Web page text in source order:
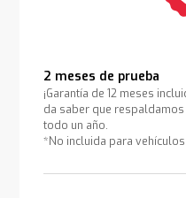
2 meses de prueba
¡Garantía de 12 meses
da saber que
todo un año.
*No incluida para